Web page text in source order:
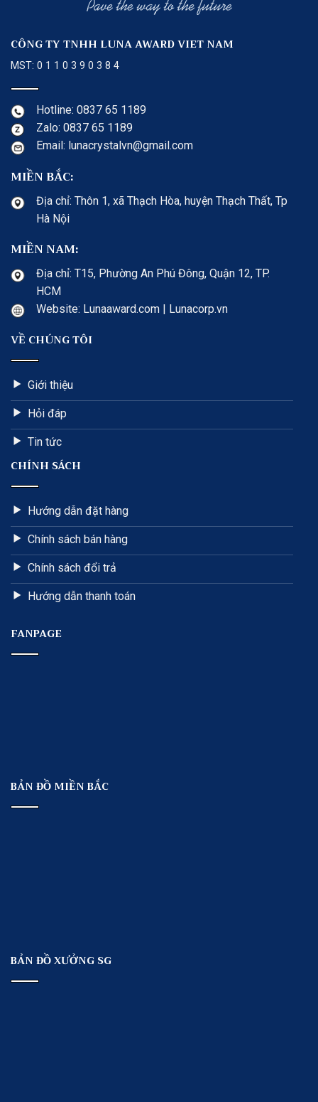
CÔNG TY TNHH LUNA AWARD VIET NAM
MST: 0 1 1 0 3 9 0 3 8 4
Hotline: 0837 65 1189
Zalo: 0837 65 1189
Email: lunacrystalvn@gmail.com
MIỀN BẮC:
Địa chỉ: Thôn 1, xã Thạch Hòa, huyện Thạch Thất, Tp
Hà Nội
MIỀN NAM:
Địa chỉ: T15, Phường An Phú Đông, Quận 12, TP.
HCM
Website: Lunaaward.com | Lunacorp.vn
VỀ CHÚNG TÔI
Giới thiệu
Hỏi đáp
Tin tức
CHÍNH SÁCH
Hướng dẫn đặt hàng
Chính sách bán hàng
Chính sách đổi trả
Hướng dẫn thanh toán
FANPAGE
BẢN ĐỒ MIỀN BẮC
BẢN ĐỒ XƯỞNG SG